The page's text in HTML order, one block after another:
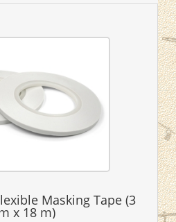
Masking Tape (3
x 18 m)